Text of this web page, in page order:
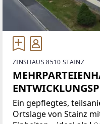
ZINSHAUS 8510 STAINZ
(Provisionsfrei)
Ein gepflegtes,
Ortslage von Stainz